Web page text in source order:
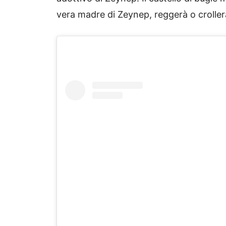
vera madre di Zeynep, reggerà o